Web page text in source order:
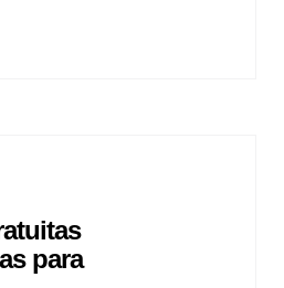
para